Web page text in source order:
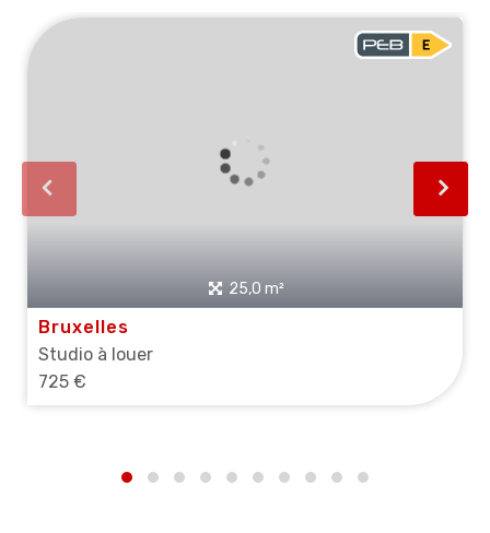
25,0 m²
Bruxelles
Studio à louer
725 €